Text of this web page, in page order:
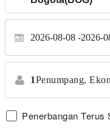
2026-08-08 2026-
1Penumpang,
Penerbangan Terus